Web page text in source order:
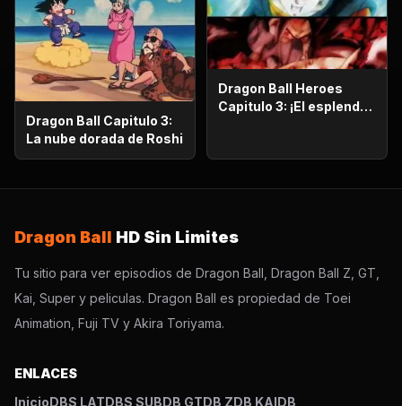
Dragon Ball Capitulo 3:
La nube dorada de Roshi
Dragon Ball Heroes
Capitulo 3: ¡El esplendor
explota!
Dragon Ball HD Sin Limites
Tu sitio para ver episodios de Dragon Ball, Dragon Ball Z, GT,
Kai, Super y peliculas. Dragon Ball es propiedad de Toei
Animation, Fuji TV y Akira Toriyama.
ENLACES
InicioDBS LATDBS SUBDB GTDB ZDB KAIDB